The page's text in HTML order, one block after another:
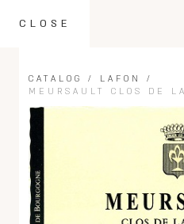
CLOSE
CATALOG / LAFON
/
MEURSAULT CLOS DE